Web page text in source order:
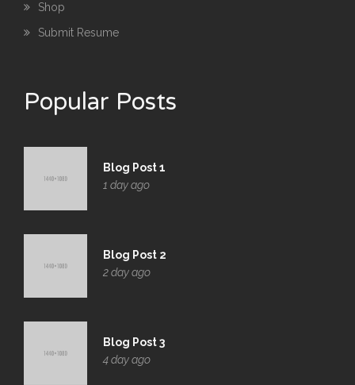
Shop
Submit Resume
Popular Posts
Blog Post 1
1 day ago
Blog Post 2
2 day ago
Blog Post 3
4 day ago